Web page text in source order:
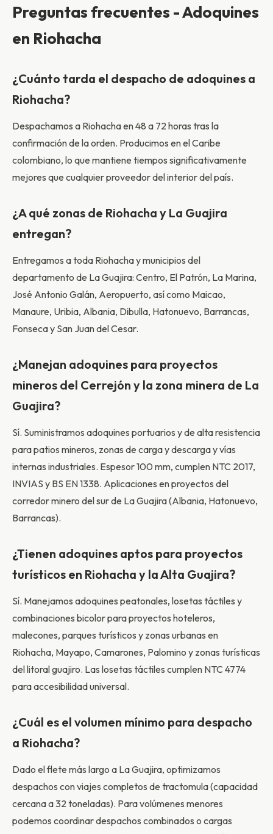
Preguntas frecuentes - Adoquines
en Riohacha
¿Cuánto tarda el despacho de adoquines a
Riohacha?
Despachamos a Riohacha en 48 a 72 horas tras la
confirmación de la orden. Producimos en el Caribe
colombiano, lo que mantiene tiempos significativamente
mejores que cualquier proveedor del interior del país.
¿A qué zonas de Riohacha y La Guajira
entregan?
Entregamos a toda Riohacha y municipios del
departamento de La Guajira: Centro, El Patrón, La Marina,
José Antonio Galán, Aeropuerto, así como Maicao,
Manaure, Uribia, Albania, Dibulla, Hatonuevo, Barrancas,
Fonseca y San Juan del Cesar.
¿Manejan adoquines para proyectos
mineros del Cerrejón y la zona minera de La
Guajira?
Sí. Suministramos adoquines portuarios y de alta resistencia
para patios mineros, zonas de carga y descarga y vías
internas industriales. Espesor 100 mm, cumplen NTC 2017,
INVIAS y BS EN 1338. Aplicaciones en proyectos del
corredor minero del sur de La Guajira (Albania, Hatonuevo,
Barrancas).
¿Tienen adoquines aptos para proyectos
turísticos en Riohacha y la Alta Guajira?
Sí. Manejamos adoquines peatonales, losetas táctiles y
combinaciones bicolor para proyectos hoteleros,
malecones, parques turísticos y zonas urbanas en
Riohacha, Mayapo, Camarones, Palomino y zonas turísticas
del litoral guajiro. Las losetas táctiles cumplen NTC 4774
para accesibilidad universal.
¿Cuál es el volumen mínimo para despacho
a Riohacha?
Dado el flete más largo a La Guajira, optimizamos
despachos con viajes completos de tractomula (capacidad
cercana a 32 toneladas). Para volúmenes menores
podemos coordinar despachos combinados o cargas